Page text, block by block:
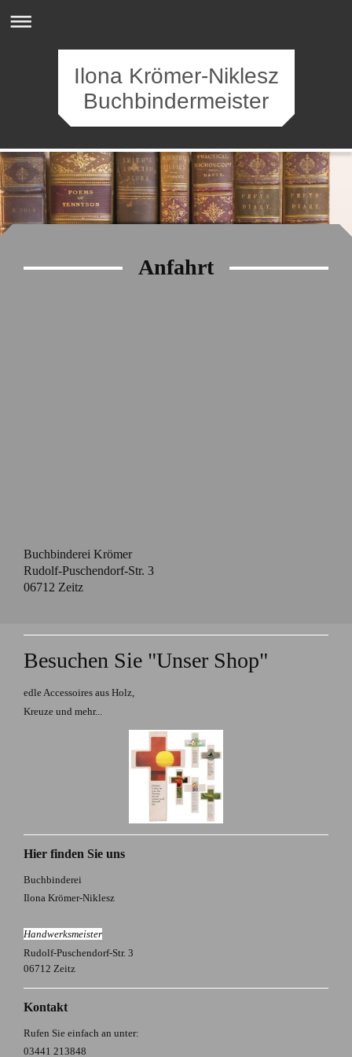
Ilona Krömer-Niklesz
Buchbindermeister
Anfahrt
Buchbinderei Krömer
Rudolf-Puschendorf-Str. 3
06712 Zeitz
Besuchen Sie "Unser Shop"
edle Accessoires aus Holz,
Kreuze und mehr...
Hier finden Sie uns
Buchbinderei
Ilona Krömer-Niklesz
Handwerksmeister
Rudolf-Puschendorf-Str. 3
06712 Zeitz
Kontakt
Rufen Sie einfach an unter:
03441 213848